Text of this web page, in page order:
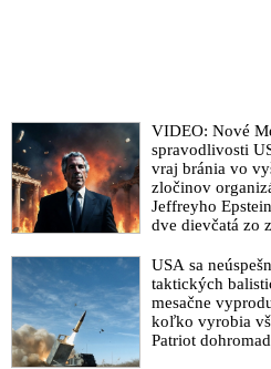
VIDEO: Nové
spravodlivosti
vraj bránia vo
zločinov
Jeffreyho
dve dievčatá zo
pochovali v
americkom štáte
USA sa
taktických
mesačne
koľko vyrobia
Patriot